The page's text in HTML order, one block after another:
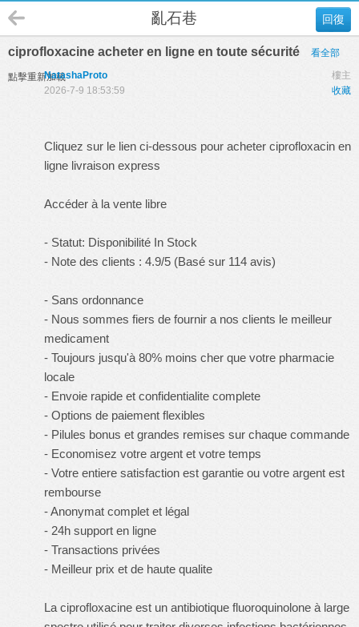
回復
亂石巷
ciprofloxacine acheter en ligne en toute sécurité 看全部
點擊重新加載 樓主
NatashaProto
收藏
2026-7-9 18:53:59
Cliquez sur le lien ci-dessous pour acheter ciprofloxacin en
ligne livraison express
Accéder à la vente libre
- Statut: Disponibilité In Stock
- Note des clients : 4.9/5 (Basé sur 114 avis)
- Sans ordonnance
- Nous sommes fiers de fournir a nos clients le meilleur
medicament
- Toujours jusqu'à 80% moins cher que votre pharmacie
locale
- Envoie rapide et confidentialite complete
- Options de paiement flexibles
- Pilules bonus et grandes remises sur chaque commande
- Economisez votre argent et votre temps
- Votre entiere satisfaction est garantie ou votre argent est
rembourse
- Anonymat complet et légal
- 24h support en ligne
- Transactions privées
- Meilleur prix et de haute qualite
La ciprofloxacine est un antibiotique fluoroquinolone à large